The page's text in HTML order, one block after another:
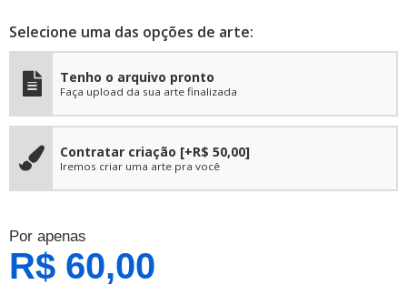
Selecione uma das opções de arte:
Tenho o arquivo pronto
Faça upload da sua arte finalizada
Contratar criação [+R$ 50,00]
Iremos criar uma arte pra você
Por apenas
R$ 60,00